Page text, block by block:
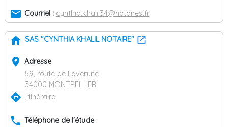
email Courriel : cynthia.khalil34@notaires.fr
home SAS "CYNTHIA KHALIL NOTAIRE"
place Adresse
59, route de Lavérune
34000 MONTPELLIER
directions Itinéraire
phone Téléphone de l'étude